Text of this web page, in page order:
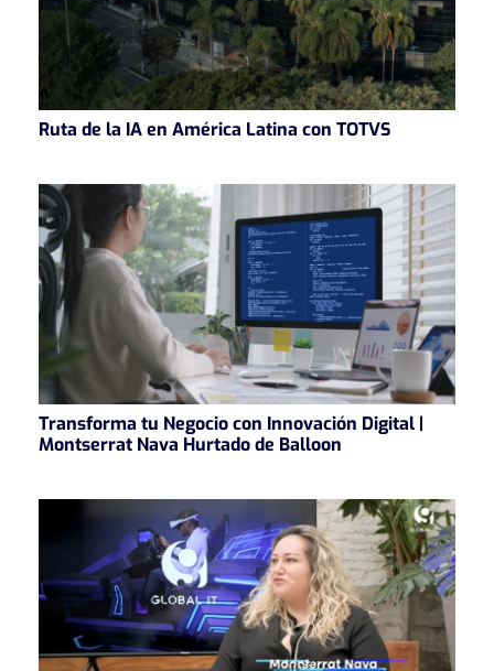
Ruta de la IA en América Latina con TOTVS
Transforma tu Negocio con Innovación Digital |
Montserrat Nava Hurtado de Balloon